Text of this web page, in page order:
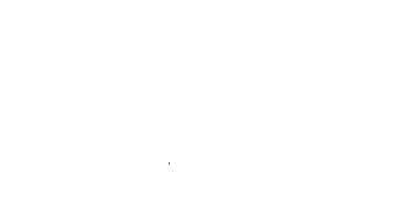
Valiza de transport